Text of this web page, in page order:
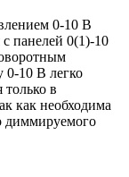
0-10 В
панелей 0(1)-10
0-10 В легко
только в
как необходима
диммируемого